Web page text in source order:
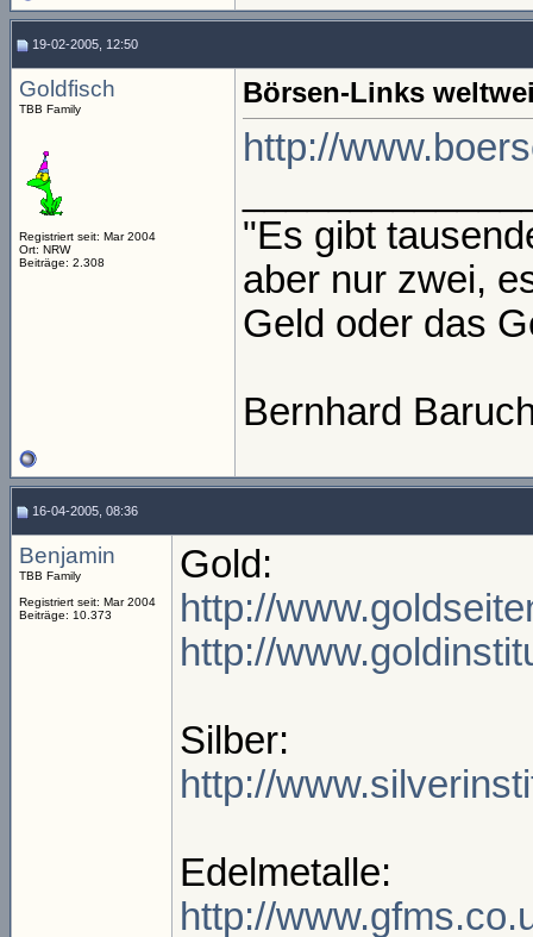
19-02-2005, 12:50
Goldfisch
TBB Family
Registriert seit: Mar 2004
Ort: NRW
Beiträge: 2.308
Börsen-Links
http://
"Es gibt
aber nur zwei,
Geld oder das
Bernhard
16-04-2005, 08:36
Benjamin
TBB Family
Registriert seit: Mar 2004
Beiträge: 10.373
Gold:
http://
http://
Silber:
http://
Edelmetalle:
http://